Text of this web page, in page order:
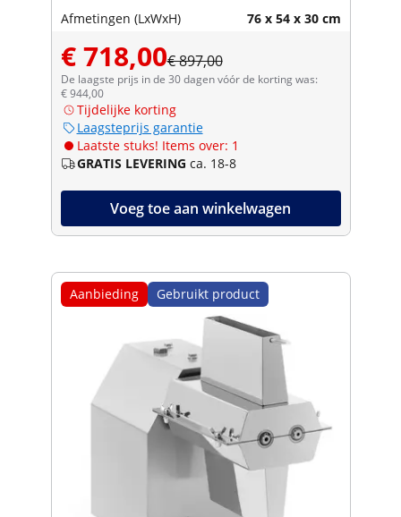
Afmetingen (LxWxH) 76 x 54 x 30 cm
€ 718,00€ 897,00
De laagste prijs in de 30 dagen vóór de korting was:
€ 944,00
Tijdelijke korting
Laagsteprijs garantie
Laatste stuks! Items over: 1
GRATIS LEVERING ca. 18-8
Voeg toe aan winkelwagen
Aanbieding Gebruikt product